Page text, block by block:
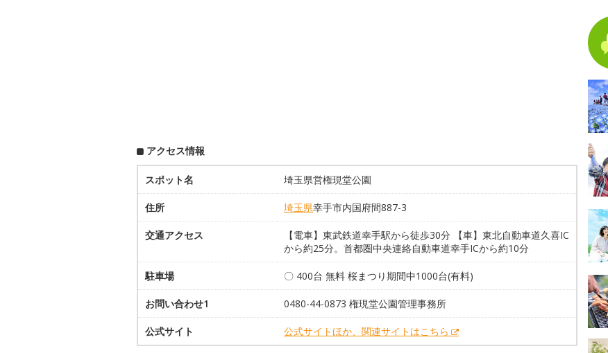
アクセス情報
スポット名 埼玉県営権現堂公園
住所 埼玉県幸手市内国府間887-3
交通アクセス
【電車】東武鉄道幸手駅から徒歩30分 【車】東北自動車道久喜IC
から約25分。首都圏中央連絡自動車道幸手ICから約10分
駐車場 〇 400台 無料 桜まつり期間中1000台(有料)
お問い合わせ1 0480-44-0873 権現堂公園管理事務所
公式サイト 公式サイトほか、関連サイトはこちら